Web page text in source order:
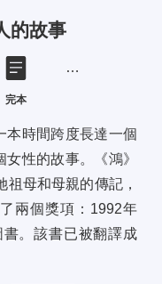
的故事
完本
本時間跨度長達一個
性的故事。《鴻》
母和母親的傳記，
兩個獎項：1992年
。該書已被翻譯成